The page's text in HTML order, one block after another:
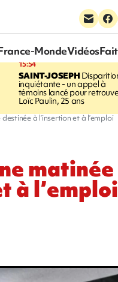
MondeVidéos
15:54
SAINT-JOSEPH
inquiétante - un appel à
témoins lancé pour
Loïc Paulin, 25 ans
à l’insertion et à l’emploi
à l’emploi